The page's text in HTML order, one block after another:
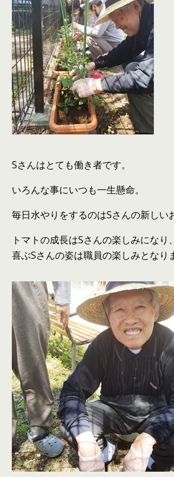
Sさんはとても働き者です。
いろんな事にいつも一生懸命。
毎日水やりをするのはSさんの新しい
トマトの成長はSさんの楽しみになり
喜ぶSさんの姿は職員の楽しみとなり